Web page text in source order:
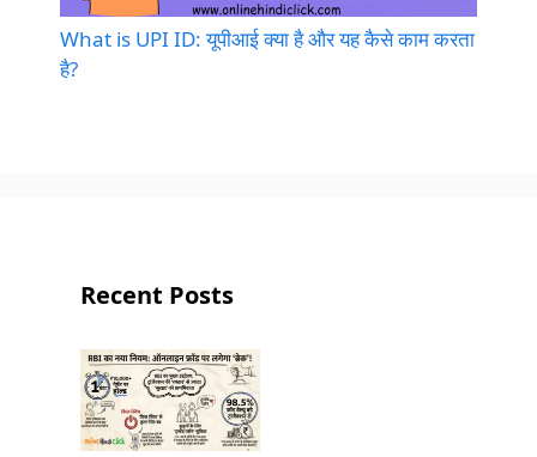
What is UPI ID: यूपीआई क्या है और यह कैसे काम करता
है?
Recent Posts